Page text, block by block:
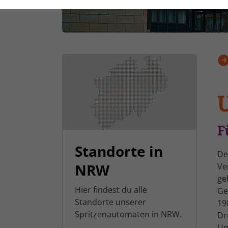
Typo3
Laufzeit 1 Jahr
Dieses Cookie wird
verwendet, um
Ihre Cookie-
Einstellungen für
diese Website zu
speichern.
Anbieter
Standorte in
NRW
Hier findest du alle
Standorte unserer
Spritzenautomaten in NRW.